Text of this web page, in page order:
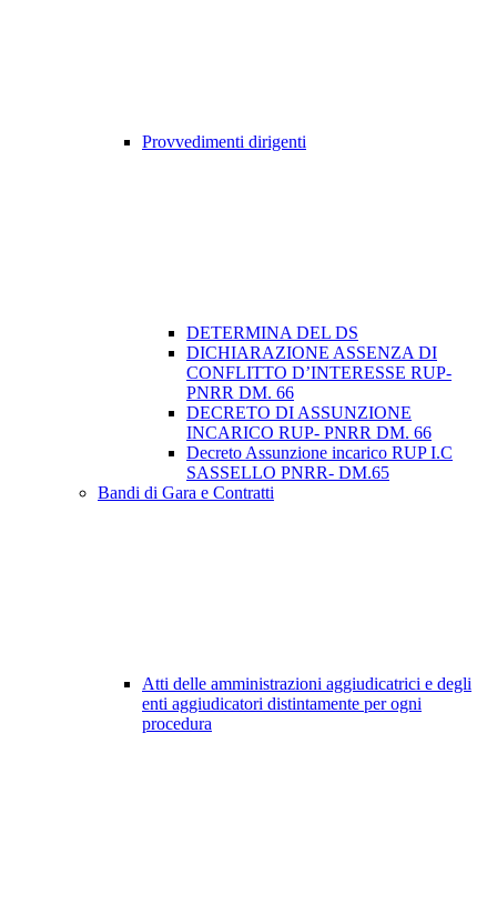
Provvedimenti dirigenti
DETERMINA DEL DS
DICHIARAZIONE ASSENZA DI
CONFLITTO D’INTERESSE RUP-
PNRR DM. 66
DECRETO DI ASSUNZIONE
INCARICO RUP- PNRR DM. 66
Decreto Assunzione incarico RUP I.C
SASSELLO PNRR- DM.65
Bandi di Gara e Contratti
Atti delle amministrazioni aggiudicatrici e degli
enti aggiudicatori distintamente per ogni
procedura